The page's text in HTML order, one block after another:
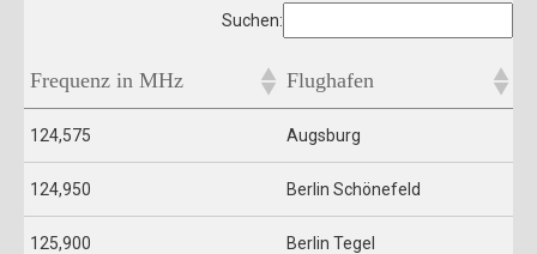
Suchen:
Frequenz in MHz Flughafen
124,575 Augsburg
124,950 Berlin Schönefeld
125,900 Berlin Tegel